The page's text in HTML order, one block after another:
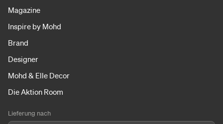
Magazine
Inspire by Mohd
Brand
Designer
Mohd & Elle Decor
Die Aktion Room
Lieferung nach